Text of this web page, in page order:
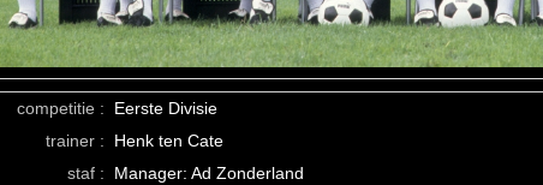
competitie :
Eerste Divisie
trainer :
Henk ten Cate
staf :
Manager: Ad Zonderland